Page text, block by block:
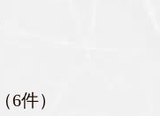
（6件）